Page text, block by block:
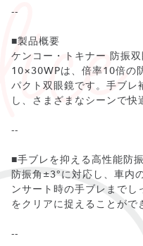
--
■製品概要
ケンコー・トキナー 防振
10×30WPは、倍率10倍の
パクト双眼鏡です。手ブレ
し、さまざまなシーンで快
--
■手ブレを抑える高性能防
防振角±3°に対応し、車内
ンサート時の手ブレまで
をクリアに捉えることがで
--